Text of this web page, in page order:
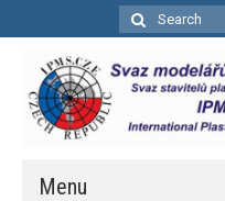
Search
Menu